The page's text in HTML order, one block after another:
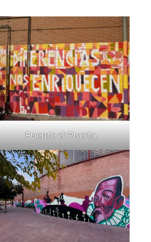
Fuente el Puerta